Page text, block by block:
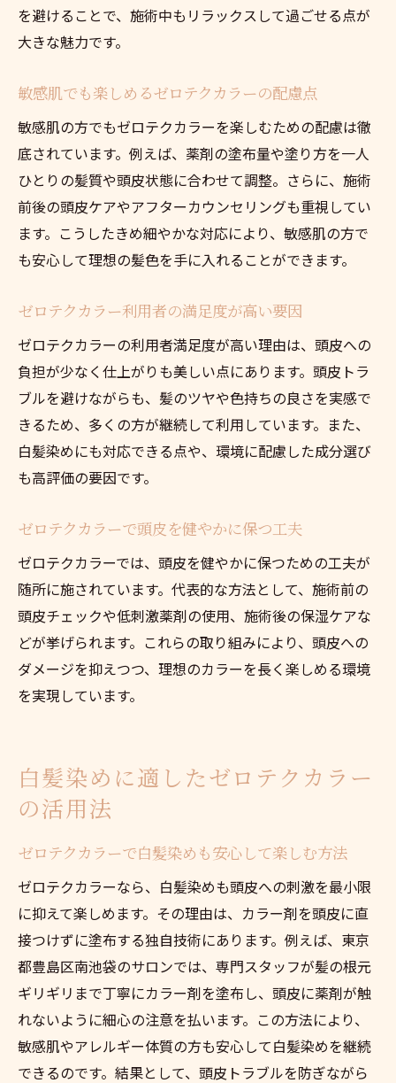
を避けることで、施術中もリラックスして過ごせる点が
大きな魅力です。
敏感肌でも楽しめるゼロテクカラーの配慮点
敏感肌の方でもゼロテクカラーを楽しむための配慮は徹
底されています。例えば、薬剤の塗布量や塗り方を一人
ひとりの髪質や頭皮状態に合わせて調整。さらに、施術
前後の頭皮ケアやアフターカウンセリングも重視してい
ます。こうしたきめ細やかな対応により、敏感肌の方で
も安心して理想の髪色を手に入れることができます。
ゼロテクカラー利用者の満足度が高い要因
ゼロテクカラーの利用者満足度が高い理由は、頭皮への
負担が少なく仕上がりも美しい点にあります。頭皮トラ
ブルを避けながらも、髪のツヤや色持ちの良さを実感で
きるため、多くの方が継続して利用しています。また、
白髪染めにも対応できる点や、環境に配慮した成分選び
も高評価の要因です。
ゼロテクカラーで頭皮を健やかに保つ工夫
ゼロテクカラーでは、頭皮を健やかに保つための工夫が
随所に施されています。代表的な方法として、施術前の
頭皮チェックや低刺激薬剤の使用、施術後の保湿ケアな
どが挙げられます。これらの取り組みにより、頭皮への
ダメージを抑えつつ、理想のカラーを長く楽しめる環境
を実現しています。
白髪染めに適したゼロテクカラー
の活用法
ゼロテクカラーで白髪染めも安心して楽しむ方法
ゼロテクカラーなら、白髪染めも頭皮への刺激を最小限
に抑えて楽しめます。その理由は、カラー剤を頭皮に直
接つけずに塗布する独自技術にあります。例えば、東京
都豊島区南池袋のサロンでは、専門スタッフが髪の根元
ギリギリまで丁寧にカラー剤を塗布し、頭皮に薬剤が触
れないように細心の注意を払います。この方法により、
敏感肌やアレルギー体質の方も安心して白髪染めを継続
できるのです。結果として、頭皮トラブルを防ぎながら